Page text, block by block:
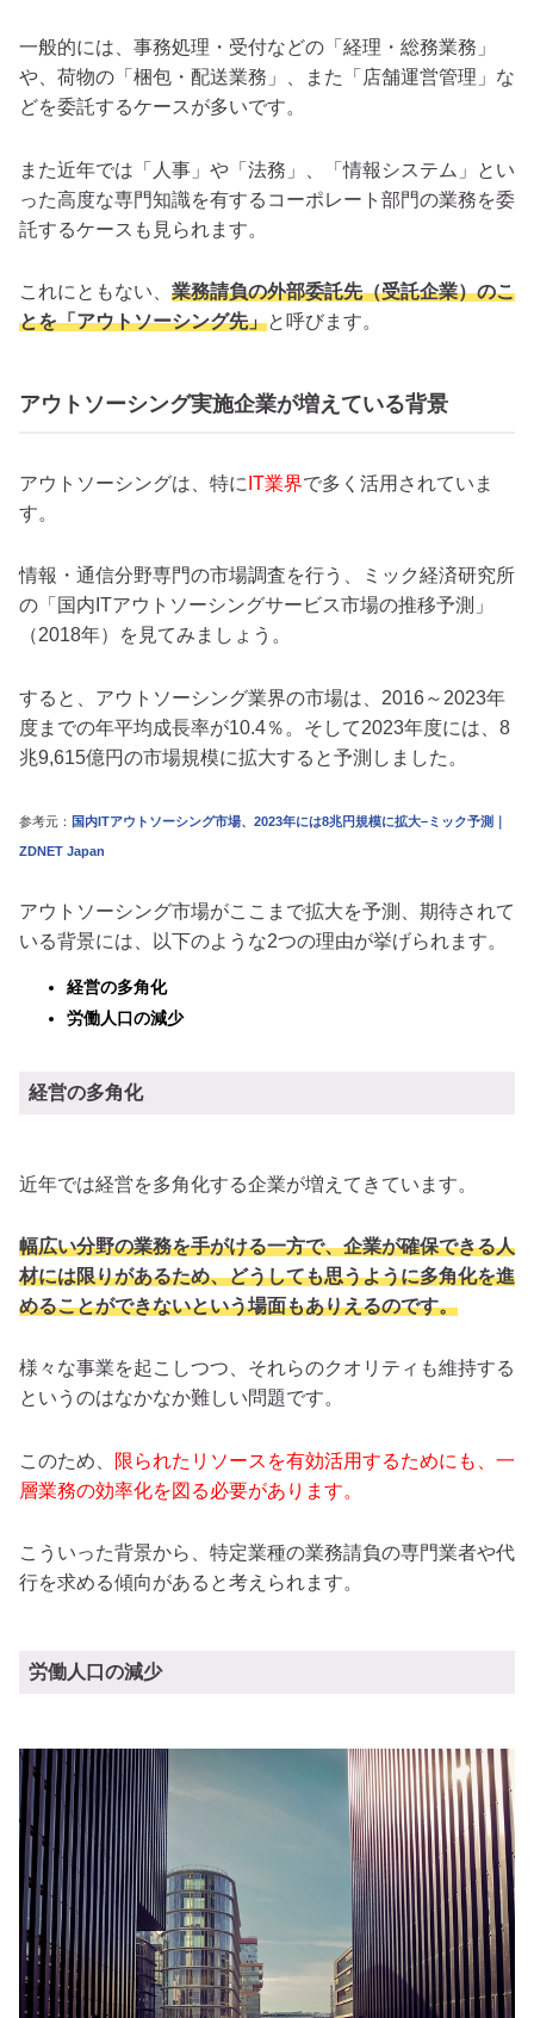
一般的には、事務処理・受付などの「経理・総務業務」
や、荷物の「梱包・配送業務」、また「店舗運営管理」な
どを委託するケースが多いです。
また近年では「人事」や「法務」、「情報システム」とい
った高度な専門知識を有するコーポレート部門の業務を委
託するケースも見られます。
これにともない、 業務請負の外部委託先（受託企業）のこ
とを「アウトソーシング先」と呼びます。
アウトソーシング実施企業が増えている背景
アウトソーシングは、特に IT業界で多く活用されていま
す。
情報・通信分野専門の市場調査を行う、ミック経済研究所
の「国内ITアウトソーシングサービス市場の推移予測」
（2018年）を見てみましょう。
すると、アウトソーシング業界の市場は、2016～2023年
度までの年平均成長率が10.4％。そして2023年度には、8
兆9,615億円の市場規模に拡大すると予測しました。
参考元： 国内ITアウトソーシング市場、2023年には8兆円規模に拡大–ミック予測｜
ZDNET Japan
アウトソーシング市場がここまで拡大を予測、期待されて
いる背景には、以下のような2つの理由が挙げられます。
経営の多角化
労働人口の減少
経営の多角化
近年では経営を多角化する企業が増えてきています。
幅広い分野の業務を手がける一方で、企業が確保できる人
材には限りがあるため、どうしても思うように多角化を進
めることができないという場面もありえるのです。
様々な事業を起こしつつ、それらのクオリティも維持する
というのはなかなか難しい問題です。
このため、
限られたリソースを有効活用するためにも、一
層業務の効率化を図る必要があります。
こういった背景から、特定業種の業務請負の専門業者や代
行を求める傾向があると考えられます。
労働人口の減少